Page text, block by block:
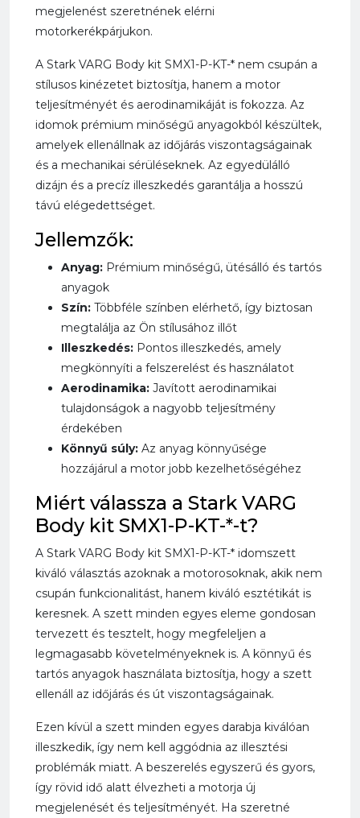
megjelenést szeretnének elérni
motorkerékpárjukon.
A Stark VARG Body kit SMX1-P-KT-* nem csupán a
stílusos kinézetet biztosítja, hanem a motor
teljesítményét és aerodinamikáját is fokozza. Az
idomok prémium minőségű anyagokból készültek,
amelyek ellenállnak az időjárás viszontagságainak
és a mechanikai sérüléseknek. Az egyedülálló
dizájn és a precíz illeszkedés garantálja a hosszú
távú elégedettséget.
Jellemzők:
Anyag: Prémium minőségű, ütésálló és tartós
anyagok
Szín: Többféle színben elérhető, így biztosan
megtalálja az Ön stílusához illőt
Illeszkedés: Pontos illeszkedés, amely
megkönnyíti a felszerelést és használatot
Aerodinamika: Javított aerodinamikai
tulajdonságok a nagyobb teljesítmény
érdekében
Könnyű súly: Az anyag könnyűsége
hozzájárul a motor jobb kezelhetőségéhez
Miért válassza a Stark VARG
Body kit SMX1-P-KT-*-t?
A Stark VARG Body kit SMX1-P-KT-* idomszett
kiváló választás azoknak a motorosoknak, akik nem
csupán funkcionalitást, hanem kiváló esztétikát is
keresnek. A szett minden egyes eleme gondosan
tervezett és tesztelt, hogy megfeleljen a
legmagasabb követelményeknek is. A könnyű és
tartós anyagok használata biztosítja, hogy a szett
ellenáll az időjárás és út viszontagságainak.
Ezen kívül a szett minden egyes darabja kiválóan
illeszkedik, így nem kell aggódnia az illesztési
problémák miatt. A beszerelés egyszerű és gyors,
így rövid idő alatt élvezheti a motorja új
megjelenését és teljesítményét. Ha szeretné